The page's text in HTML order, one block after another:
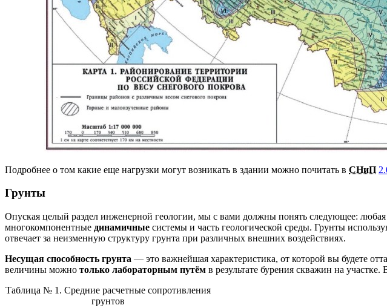
Подробнее о том какие еще нагрузки могут возникать в здании можно почитать в СНиП
Грунты
Опуская целый раздел инженерной геологии, мы с вами должны понять следующее:
многокомпонентные динамичные системы и часть геологической среды. Грунты
отвечает за неизменную структуру грунта при различных внешних воздействиях.
Несущая способность грунта — это важнейшая характеристика, от которой вы будете
величины можно только лабораторным путём в результате бурения скважин на
Таблица № 1. Средние расчетные сопротивления
грунтов